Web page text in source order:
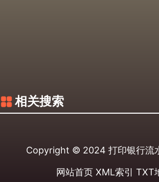
相关搜索
Copyright © 2024 打印银行流
网站首页 XML索引 TXT